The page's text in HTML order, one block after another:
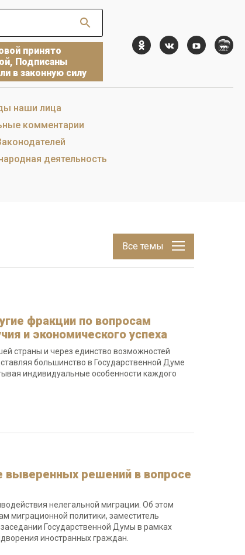
принято
Подписаны
в законную силу
наши лица
комментарии
деятельность
Все темы
фракции по вопросам
и экономического успеха
страны и через единство возможностей
большинство в Государственной Думе
индивидуальные особенности каждого
выверенных решений в вопросе
нелегальной миграции. Об этом
миграционной политики, заместитель
Государственной Думы в рамках
иностранных граждан.